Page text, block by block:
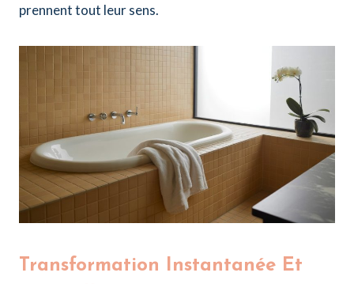
prennent tout leur sens.
Transformation Instantanée Et